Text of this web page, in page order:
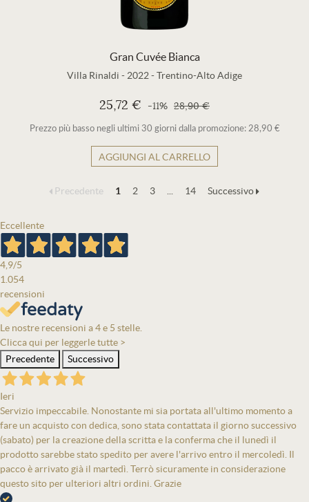
Gran Cuvée Bianca
Villa Rinaldi - 2022 -Trentino-Alto Adige
25,72 € -11% 28,90 €
Prezzo più basso negli ultimi 30 giorni dalla promozione: 28,90 €
AGGIUNGI AL CARRELLO
Precedente 1 2 3 14 Successivo
Eccellente
4,9/5
1.054
recensioni
Le nostre recensioni a 4 e 5 stelle.
Clicca qui per leggerle tutte >
Precedente
Successivo
Ieri
Servizio impeccabile. Nonostante mi sia portata all'ultimo momento a
fare un acquisto con dedica, sono stata contattata il giorno successivo
(sabato) per la creazione della scritta e la conferma che il lunedì il
prodotto sarebbe stato spedito per avere l'arrivo entro il mercoledì. Il
pacco è arrivato già il martedì. Terrò sicuramente in considerazione
questo sito per ulteriori altri ordini. Grazie